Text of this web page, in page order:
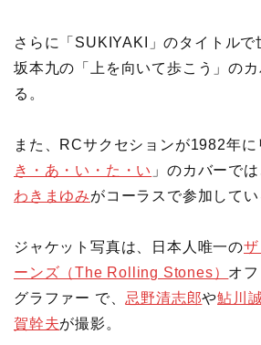
さらに「SUKIYAKI」のタイトルで
坂本九の「上を向いて歩こう」の
る。
また、RCサクセションが1982年に
き・あ・い・た・い 」のカバーでは
わきまゆみがコーラスで参加してい
ジャケット写真は、日本人唯一の
ーンズ（The Rolling Stones） オ
グラファー で、 忌野清志郎や鮎川
賀幹夫が撮影。